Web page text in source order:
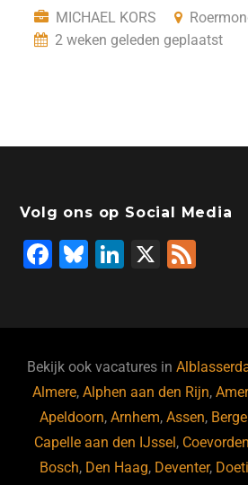
MICHAEL KORS
2 weken geleden geplaatst
Volg ons op Social Media
F
b
o
o
k
Bl
ky
Li
dI
n
X
Bekijk ook vacatures in
Almere,Alphen aan den Rijn,
Apeldoorn,Arnhem,Assen,
Capelle aan den IJssel, Coevorden
Bosch, Den Haag, Deventer,